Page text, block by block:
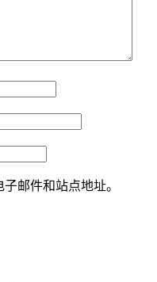
邮件和站点地址。